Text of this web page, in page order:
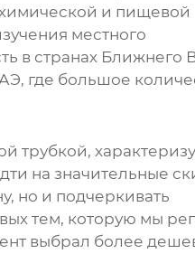
и пищевой
местного
в странах Ближнего
где большое
трубкой,
на значительные
но и подчеркивать
тем, которую мы
выбрал более